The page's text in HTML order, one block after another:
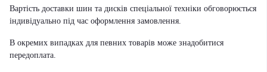
Вартість доставки шин та дисків спеціальної техніки обговорюється
індивідуально під час оформлення замовлення.
В окремих випадках для певних товарів може знадобитися
передоплата.